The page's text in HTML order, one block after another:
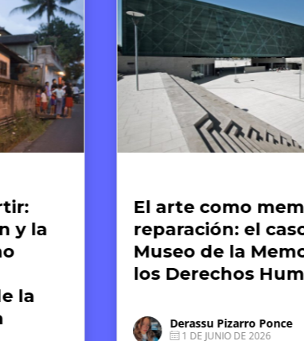
memoria y
el caso del
la Memoria y
Humanos
Pizarro Ponce
El fin de
Guerra
sistema